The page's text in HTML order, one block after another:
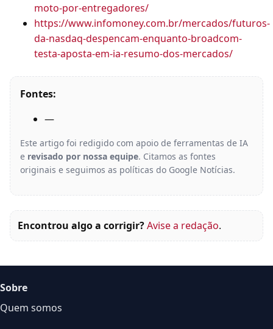
moto-por-entregadores/
https://www.infomoney.com.br/mercados/futuros-
da-nasdaq-despencam-enquanto-broadcom-
testa-aposta-em-ia-resumo-dos-mercados/
Fontes:
—
Este artigo foi redigido com apoio de ferramentas de IA
e revisado por nossa equipe. Citamos as fontes
originais e seguimos as políticas do Google Notícias.
Encontrou algo a corrigir?Avise a redação.
Sobre
Quem somos